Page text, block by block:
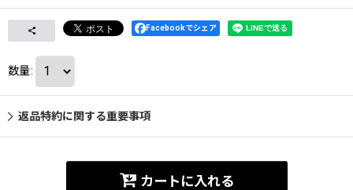
Facebookでシェア
数量:
返品特約に関する重要事項
カートに入れる